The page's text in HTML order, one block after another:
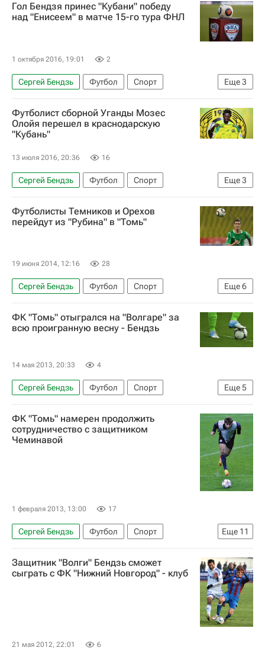
Гол Бендзя принес "Кубани" победу
над "Енисеем" в матче 15-го тура ФНЛ
1 октября 2016, 19:01 2
Еще3
Сергей Бендзь Футбол
Спорт
Первая лига
Кубань Енисей
Футболист сборной Уганды Мозес
Олойя перешел в краснодарскую
"Кубань"
13 июля 2016, 20:36 16
Еще3
Сергей Бендзь Футбол
Спорт
РПЛ 2026-2027 (Чемпионат России по футболу)
Первая лига
Кубань
Футболисты Темников и Орехов
перейдут из "Рубина" в "Томь"
19 июня 2014, 12:16 28
Еще6
Сергей Бендзь Футбол
Спорт
Игорь Кудряшов
Томь
Рубин
Алексей Солосин
Александр Орехов
ФК "Томь" отыгрался на "Волгаре" за
всю проигранную весну - Бендзь
14 мая 2013, 20:33 4
Еще5
Сергей Бендзь Футбол
Спорт
Мультимедийный спортивный пакет
Первая лига
Томь
Александр Димидко
Волгарь
ФК "Томь" намерен продолжить
сотрудничество с защитником
Чеминавой
1 февраля 2013, 13:00 17
Еще 11
Сергей Бендзь Футбол
Спорт
Мультимедийный спортивный пакет
Сергей Передня
Первая лига
Нефтехимик
Защитник "Волги" Бендзь сможет
сыграть с ФК "Нижний Новгород" - клуб
21 мая 2012, 22:01 6